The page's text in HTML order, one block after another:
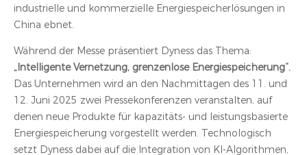
industrielle und kommerzielle Energiespeicherlösungen in
China ebnet.
Während der Messe präsentiert Dyness das Thema:
„Intelligente Vernetzung, grenzenlose Energiespeicherung“.
Das Unternehmen wird an den Nachmittagen des 11. und
12. Juni 2025 zwei Pressekonferenzen veranstalten, auf
denen neue Produkte für kapazitäts- und leistungsbasierte
Energiespeicherung vorgestellt werden. Technologisch
setzt Dyness dabei auf die Integration von KI-Algorithmen,